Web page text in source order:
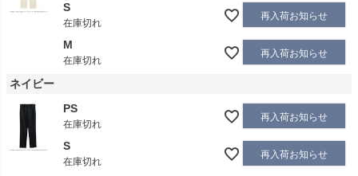
S
在庫切れ
再入荷お知らせ
M
在庫切れ
再入荷お知らせ
ネイビー
PS
在庫切れ
再入荷お知らせ
S
在庫切れ
再入荷お知らせ